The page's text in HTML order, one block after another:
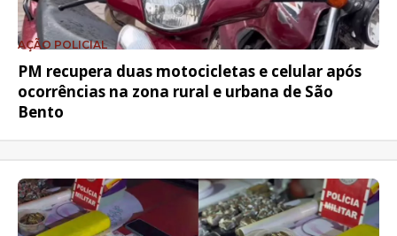
AÇÃO POLICIAL
PM recupera duas motocicletas e celular após
ocorrências na zona rural e urbana de São
Bento